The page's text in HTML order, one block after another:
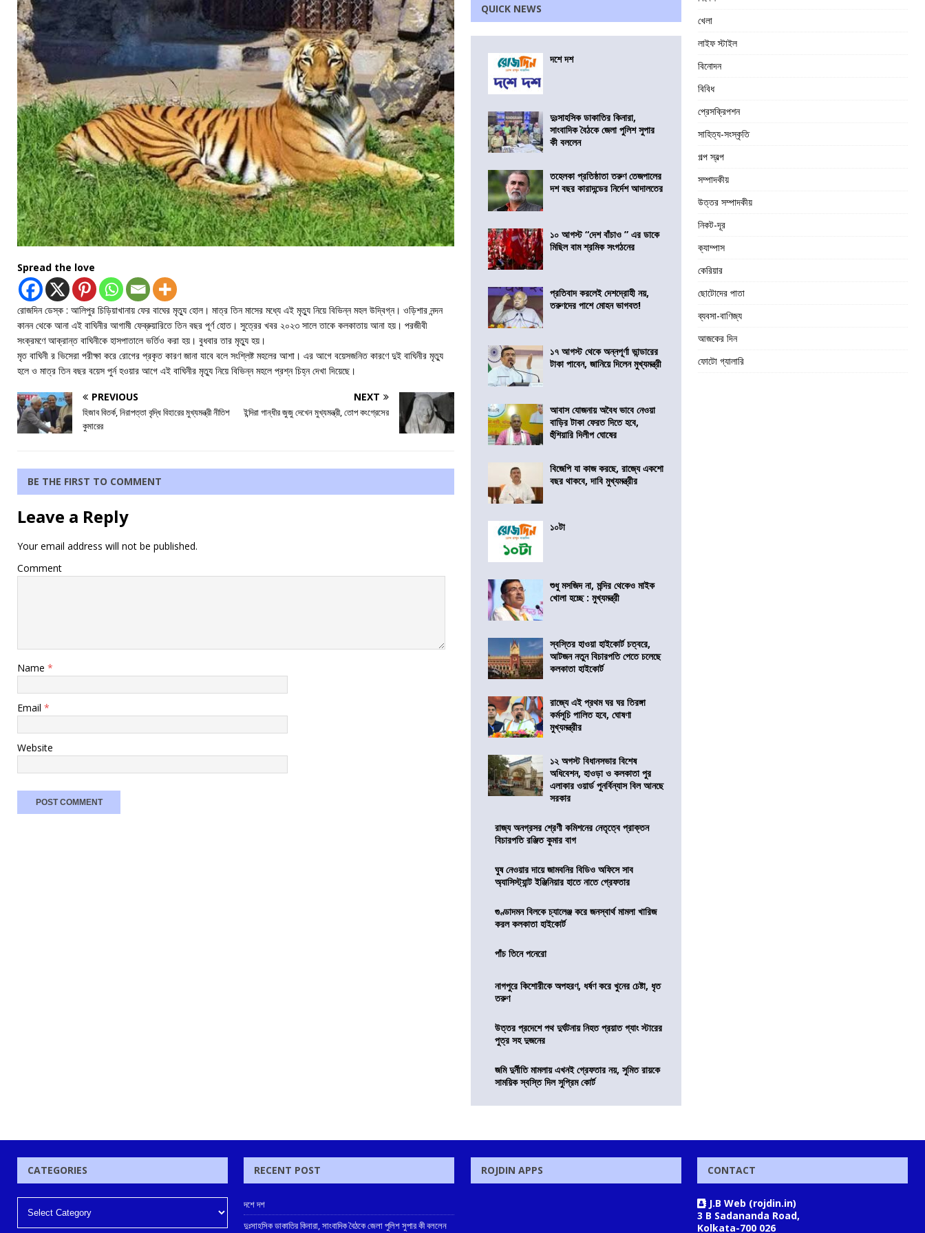
Spread the love
রোজদিন ডেস্ক : আলিপুর চিড়িয়াখানায় ফের বাঘের মৃত্যু হোল। মাত্র তিন মাসের মধ্যে এই মৃত্যু নিয়ে বিভিন্ন মহল উদ্বিগ্ন। ওড়িশার নন্দন
কানন থেকে আনা এই বাঘিনীর আগামী ফেব্রুয়ারিতে তিন বছর পূর্ণ হোত। সুত্রের খবর ২০২৩ সালে তাকে কলকাতায় আনা হয়। পরজীবী
সংক্রমণে আক্রান্ত বাঘিনীকে হাসপাতালে ভর্তিও করা হয়। বুধবার তার মৃত্যু হয়।
মৃত বাঘিনী র ভিসেরা পরীক্ষা করে রোগের প্রকৃত কারণ জানা যাবে বলে সংশ্লিষ্ট মহলের আশা। এর আগে বয়েসজনিত কারণে দুই বাঘিনীর মৃত্যু
হলে ও মাত্র তিন বছর বয়েস পুর্ন হওয়ার আগে এই বাঘিনীর মৃত্যু নিয়ে বিভিন্ন মহলে প্রশ্ন চিহ্ন দেখা দিয়েছে।
PREVIOUS
হিজাব বিতর্ক, নিরাপত্তা বৃদ্ধি বিহারের মুখ্যমন্ত্রী নীতিশ
কুমারের
NEXT
ইন্দিরা গান্ধীর জুজু দেখেন মুখ্যমন্ত্রী, তোপ কংগ্রেসের
BE THE FIRST TO COMMENT
Leave a Reply
Your email address will not be published.
Comment
Name *
Email *
Website
QUICK NEWS
দশে দশ
দুঃসাহসিক ডাকাতির কিনারা,
সাংবাদিক বৈঠকে জেলা পুলিশ সুপার
কী বললেন
তহেলকা প্রতিষ্ঠাতা তরুণ তেজপালের
দশ বছর কারাদন্ডের নির্দেশ আদালতের
১০ আগস্ট “দেশ বাঁচাও ” এর ডাকে
মিছিল বাম শ্রমিক সংগঠনের
প্রতিবাদ করলেই দেশদ্রোহী নয়,
তরুণদের পাশে মোহন ভাগবত!
১৭ আগস্ট থেকে অন্নপূর্ণা ভান্ডারের
টাকা পাবেন, জানিয়ে দিলেন মুখ্যমন্ত্রী
আবাস যোজনায় অবৈধ ভাবে নেওয়া
বাড়ির টাকা ফেরত দিতে হবে,
হুঁশিয়ারি দিলীপ ঘোষের
বিজেপি যা কাজ করছে, রাজ্যে একশো
বছর থাকবে, দাবি মুখ্যমন্ত্রীর
১০টা
শুধু মসজিদ না, মন্দির থেকেও মাইক
খোলা হচ্ছে : মুখ্যমন্ত্রী
স্বস্তির হাওয়া হাইকোর্ট চত্বরে,
আটজন নতুন বিচারপতি পেতে চলেছে
কলকাতা হাইকোর্ট
রাজ্যে এই প্রথম ঘর ঘর তিরঙ্গা
কর্মসূচি পালিত হবে, ঘোষণা
মুখ্যমন্ত্রীর
১২ অগস্ট বিধানসভার বিশেষ
অধিবেশন, হাওড়া ও কলকাতা পুর
এলাকার ওয়ার্ড পুনর্বিন্যাস বিল আনছে
সরকার
রাজ্য অনগ্রসর শ্রেণী কমিশনের নেতৃত্বে প্রাক্তন
বিচারপতি রঞ্জিত কুমার বাগ
ঘুষ নেওয়ার দায়ে জামবনির বিডিও অফিসে সাব
অ্যাসিস্ট্যান্ট ইঞ্জিনিয়ার হাতে নাতে গ্রেফতার
গুণ্ডাদমন বিলকে চ্যালেঞ্জ করে জনস্বার্থ মামলা খারিজ
করল কলকাতা হাইকোর্ট
পাঁচ তিনে পনেরো
নাগপুরে কিশোরীকে অপহরণ, ধর্ষণ করে খুনের চেষ্টা, ধৃত
তরুণ
উত্তর প্রদেশে পথ দুর্ঘটনায় নিহত প্রয়াত গ্যাং স্টারের
পুত্র সহ দুজনের
জমি দুর্নীতি মামলায় এখনই গ্রেফতার নয়, সুমিত রায়কে
সাময়িক স্বস্তি দিল সুপ্রিম কোর্ট
খেলা
লাইফ স্টাইল
বিনোদন
বিবিধ
প্রেসক্রিপশন
সাহিত্য-সংস্কৃতি
গল্প স্বল্প
সম্পাদকীয়
উত্তর সম্পাদকীয়
নিকট-দূর
ক্যাম্পাস
কেরিয়ার
ছোটোদের পাতা
ব্যবসা-বাণিজ্য
আজকের দিন
ফোটো গ্যালারি
CATEGORIES RECENT POST
দশে দশ
দুঃসাহসিক ডাকাতির কিনারা, সাংবাদিক বৈঠকে জেলা পুলিশ সুপার কী বললেন
ROJDIN APPS CONTACT
J.B Web (rojdin.in)
3 B Sadananda Road,
Kolkata-700 026